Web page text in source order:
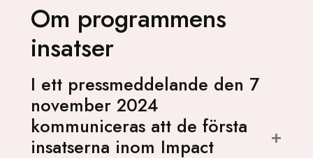
Om programmens
insatser
I ett pressmeddelande den 7
november 2024
kommuniceras att de första
insatserna inom Impact